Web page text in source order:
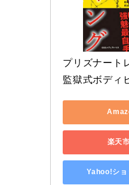
プリズナート
監獄式ボディ
楽天
Yahoo!ショ